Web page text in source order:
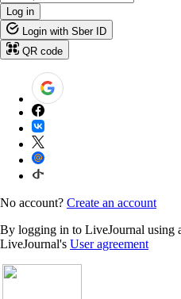
Log in
Login with Sber ID
QR code
No account? Create an account
By logging in to LiveJournal using
LiveJournal's User agreement